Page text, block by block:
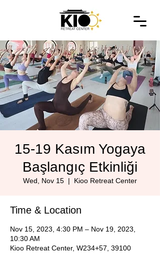
15-19 Kasım Yogaya
Başlangıç Etkinliği
Wed, Nov 15
  |
Kioo Retreat Center
Time & Location
Nov 15, 2023, 4:30 PM – Nov 19, 2023,
10:30 AM
Kioo Retreat Center, W234+57, 39100